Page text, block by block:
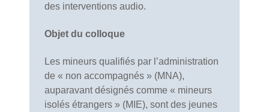
des interventions audio.
Objet du colloque
Les mineurs qualifiés par l’administration
de « non accompagnés » (MNA),
auparavant désignés comme « mineurs
isolés étrangers » (MIE), sont des jeunes